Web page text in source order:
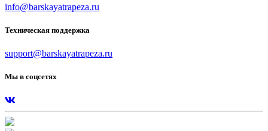
info@barskayatrapeza.ru
Техническая поддержка
support@barskayatrapeza.ru
Мы в соцсетях